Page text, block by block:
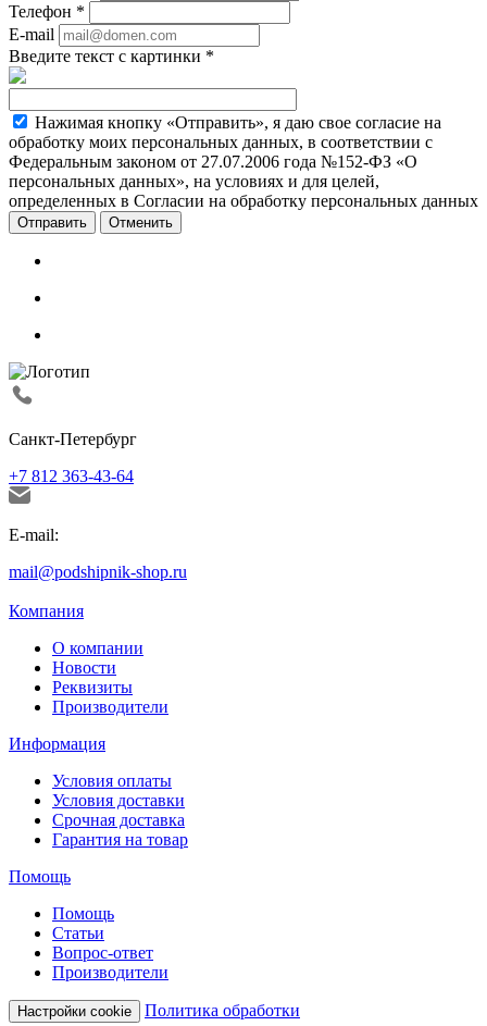
Телефон *
E-mail
Введите текст с картинки *
Нажимая кнопку «Отправить», я даю свое согласие на
обработку моих персональных данных, в соответствии с
Федеральным законом от 27.07.2006 года №152-ФЗ «О
персональных данных», на условиях и для целей,
определенных в Согласии на обработку персональных данных
Отменить
Санкт-Петербург
+7 812 363-43-64
E-mail:
mail@podshipnik-shop.ru
Компания
О компании
Новости
Реквизиты
Производители
Информация
Условия оплаты
Условия доставки
Срочная доставка
Гарантия на товар
Помощь
Помощь
Статьи
Вопрос-ответ
Производители
Настройки cookie
Политика обработки